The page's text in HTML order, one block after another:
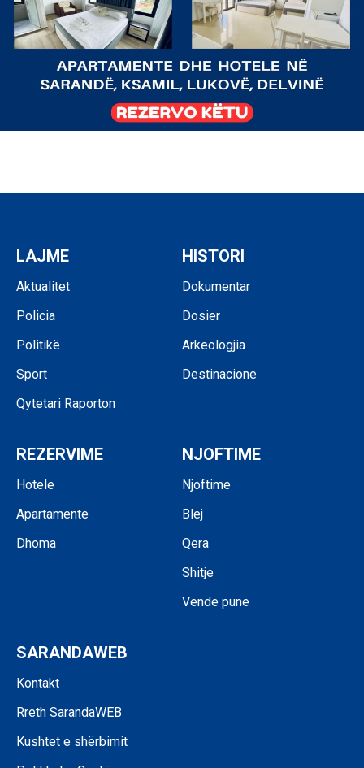
LAJME
Aktualitet
Policia
Politikë
Sport
Qytetari Raporton
HISTORI
Dokumentar
Dosier
Arkeologjia
Destinacione
REZERVIME
Hotele
Apartamente
Dhoma
NJOFTIME
Njoftime
Blej
Qera
Shitje
Vende pune
SARANDAWEB
Kontakt
Rreth SarandaWEB
Kushtet e shërbimit